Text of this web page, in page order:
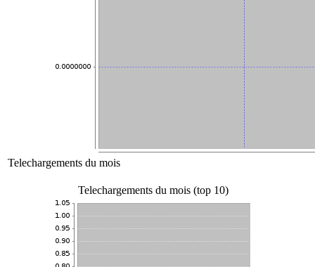
Telechargements du mois
Telechargements du mois (top 10)